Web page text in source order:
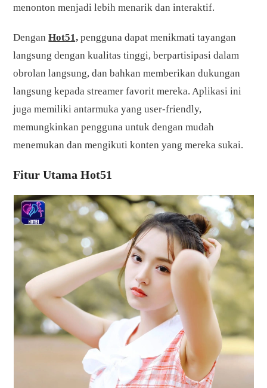
menonton menjadi lebih menarik dan interaktif.
DenganHot51, pengguna dapat menikmati tayangan
langsung dengan kualitas tinggi, berpartisipasi dalam
obrolan langsung, dan bahkan memberikan dukungan
langsung kepada streamer favorit mereka. Aplikasi ini
juga memiliki antarmuka yang user-friendly,
memungkinkan pengguna untuk dengan mudah
menemukan dan mengikuti konten yang mereka sukai.
Fitur Utama Hot51